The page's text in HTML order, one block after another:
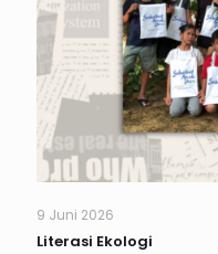
9 Juni 2026
Literasi Ekologi